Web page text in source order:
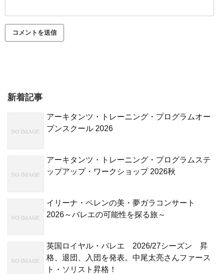
新着記事
アーキタンツ・トレーニング・プログラムオー
プンスクール 2026
アーキタンツ・トレーニング・プログラムステ
ップアップ・ワークショップ 2026秋
イリーナ・ペレンの美・夢ガラコンサート
2026～バレエの可能性を探る旅～
英国ロイヤル・バレエ 2026/27シーズン 昇
格、退団、入団を発表。中尾太亮さんファース
ト・ソリスト昇格！